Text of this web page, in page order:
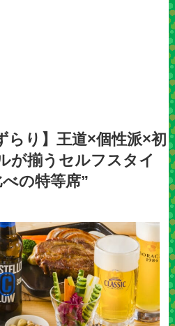
らり】王道×個性派×初
が揃うセルフスタイ
の特等席”